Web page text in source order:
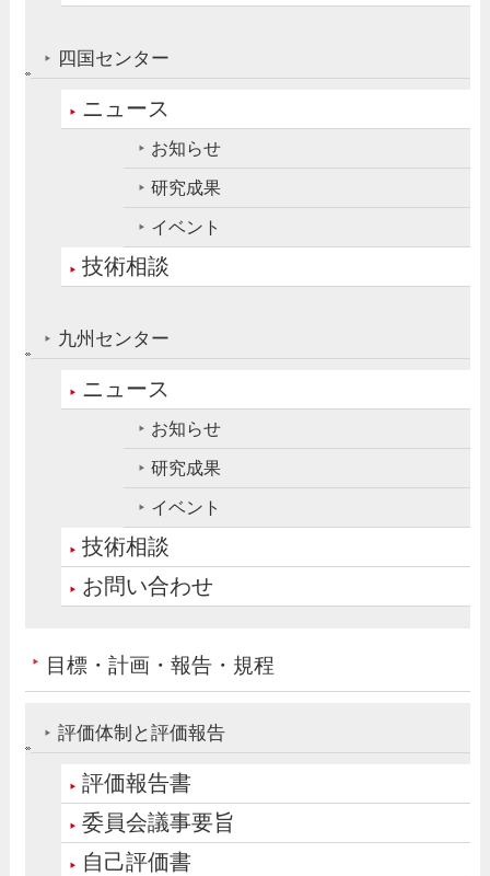
四国センター
ニュース
お知らせ
研究成果
イベント
技術相談
九州センター
ニュース
お知らせ
研究成果
イベント
技術相談
お問い合わせ
目標・計画・報告・規程
評価体制と評価報告
評価報告書
委員会議事要旨
自己評価書